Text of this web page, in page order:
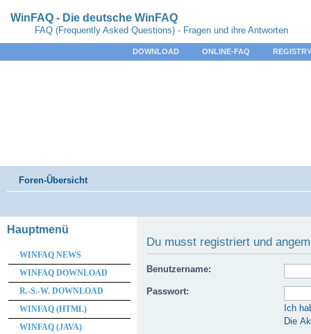
WinFAQ - Die deutsche WinFAQ
FAQ (Frequently Asked Questions) - Fragen und ihre Antworten
DOWNLOAD ONLINE-FAQ
Foren-Übersicht
Du musst registriert und
Benutzername:
Passwort:
Ich
Die
Hauptmenü
WINFAQ NEWS
WINFAQ DOWNLOAD
R.-S.-W. DOWNLOAD
WINFAQ (HTML)
WINFAQ (JAVA)